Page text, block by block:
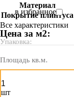
Материал
Покрытие плинтуса
Все характеристики
в избранное
Цена за м2:
Упаковка:
Площадь кв.м.
шт